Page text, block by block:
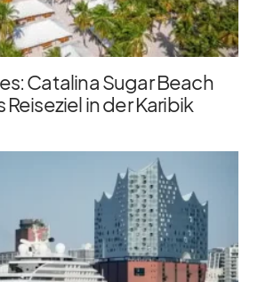
Catalina Sugar Beach
in der Karibik